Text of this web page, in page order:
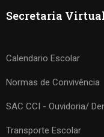
Secretaria
Calendario Escolar
Normas de Convivência
SAC CCI - Ouvidoria/
Transporte Escolar